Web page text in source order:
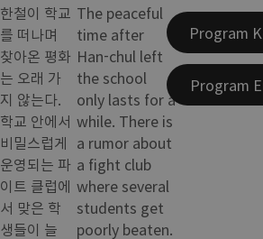
한철이 학교
를 떠나며
찾아온 평화
는 오래 가
지 않는다.
학교 안에서
비밀스럽게
운영되는 파
이트 클럽에
서 맞은 학
생들이 늘
The peaceful
time after
Han-chul left
the school
only lasts for a
while. There is
a rumor about
a fight club
where several
students get
poorly beaten.
Program
Program